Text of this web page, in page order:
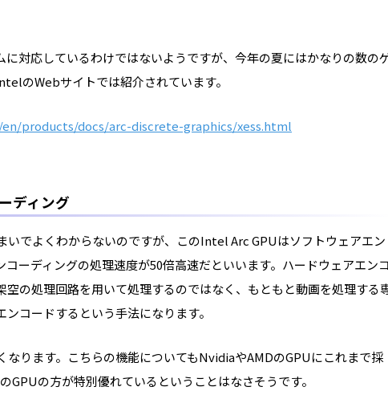
対応しているわけではないようですが、今年の夏にはかなりの数の
のWebサイトでは紹介されています。
products/docs/arc-discrete-graphics/xess.html
ディング
いでよくわからないのですが、このIntel Arc GPUはソフトウェアエン
ーディングの処理速度が50倍高速だといいます。ハードウェアエンコ
の処理回路を用いて処理するのではなく、もともと動画を処理する
コードするという手法になります。
なります。こちらの機能についてもNvidiaやAMDのGPUにこれまで採
の方が特別優れているということはなさそうです。